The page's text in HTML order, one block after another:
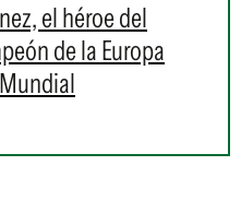
el héroe del
de la Europa